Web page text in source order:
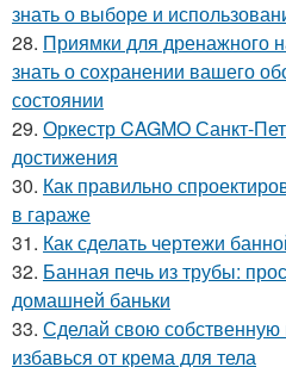
знать о выборе и
28. Приямки для дренажного
знать о сохранении вашего
состоянии
29. Оркестр CAGMO Санкт-
достижения
30. Как правильно
в гараже
31. Как сделать чертежи
32. Банная печь из трубы:
домашней баньки
33. Сделай свою
избавься от крема для тела